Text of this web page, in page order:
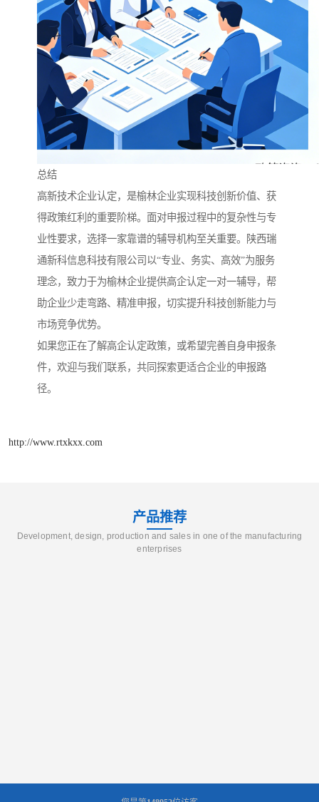
总结
高新技术企业认定，是榆林企业实现科技创新价值、获
得政策红利的重要阶梯。面对申报过程中的复杂性与专
业性要求，选择一家靠谱的辅导机构至关重要。陕西瑞
通新科信息科技有限公司以“专业、务实、高效”为服务
理念，致力于为榆林企业提供高企认定一对一辅导，帮
助企业少走弯路、精准申报，切实提升科技创新能力与
市场竞争优势。
如果您正在了解高企认定政策，或希望完善自身申报条
件，欢迎与我们联系，共同探索更适合企业的申报路
径。
http://www.rtxkxx.com
产品推荐
Development, design, production and sales in one of the manufacturing
enterprises